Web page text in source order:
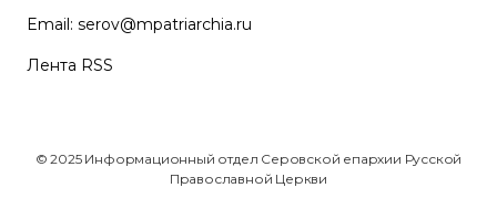
Email: serov@mpatriarchia.ru
Лента RSS
© 2025 Информационный отдел Серовской епархии Русской
Православной Церкви